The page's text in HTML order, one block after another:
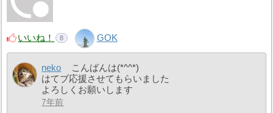
いいね！ 8 GOK
neko
こんばんは(*^^*)
はてブ応援させてもらいました
よろしくお願いします
7年前